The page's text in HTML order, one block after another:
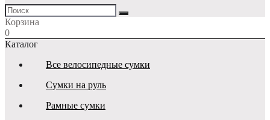
Корзина
0
Каталог
Все велосипедные сумки
Сумки на руль
Рамные сумки